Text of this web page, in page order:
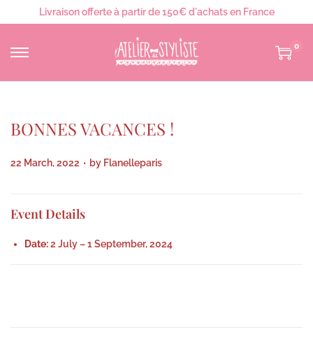
Livraison offerte à partir de 150€ d'achats en France
0
BONNES VACANCES !
P
t
22 March, 2022 . by Flanelleparis
Event Details
Date:2 July–1 September, 2024